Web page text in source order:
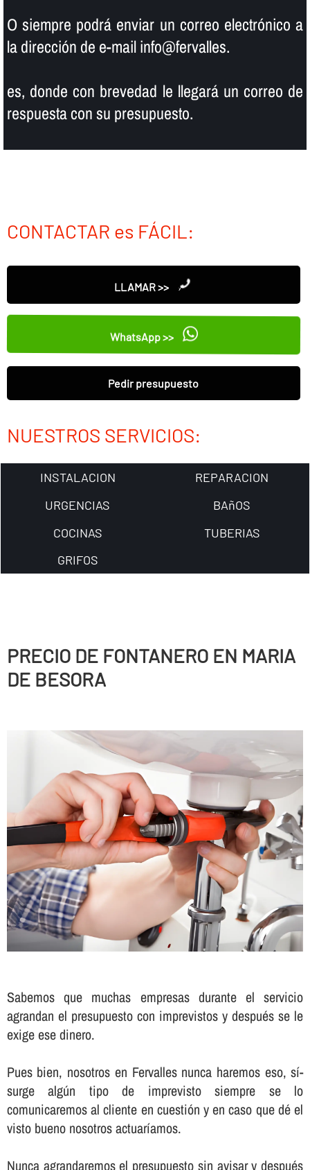
O siempre podrá enviar un correo electrónico a
la dirección de e-mail info@fervalles.
es, donde con brevedad le llegará un correo de
respuesta con su presupuesto.
CONTACTAR es FÁCIL:
LLAMAR >>
WhatsApp >>
Pedir presupuesto
NUESTROS SERVICIOS:
INSTALACION
REPARACION
URGENCIAS
BAñOS
COCINAS
TUBERIAS
GRIFOS
PRECIO DE FONTANERO EN MARIA
DE BESORA
Sabemos que muchas empresas durante el servicio
agrandan el presupuesto con imprevistos y después se le
exige ese dinero.
Pues bien, nosotros en Fervalles nunca haremos eso, sí­
surge algún tipo de imprevisto siempre se lo
comunicaremos al cliente en cuestión y en caso que dé el
visto bueno nosotros actuarí­amos.
Nunca agrandaremos el presupuesto sin avisar y después